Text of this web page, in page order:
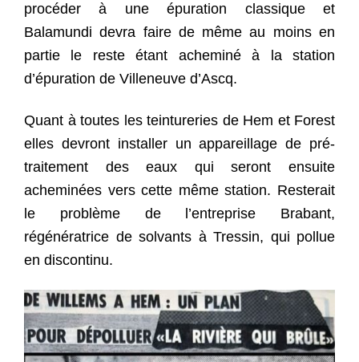
procéder à une épuration classique et
Balamundi devra faire de même au moins en
partie le reste étant acheminé à la station
d’épuration de Villeneuve d’Ascq.
Quant à toutes les teintureries de Hem et Forest
elles devront installer un appareillage de pré-
traitement des eaux qui seront ensuite
acheminées vers cette même station. Resterait
le problème de l’entreprise Brabant,
régénératrice de solvants à Tressin, qui pollue
en discontinu.